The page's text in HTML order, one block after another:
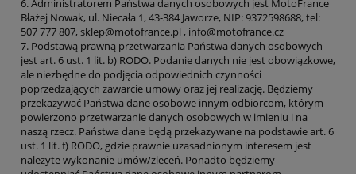
Błażej Nowak, ul. Niecała 1, 43-384 Jaworze, NIP: 9372598688, tel:
507 777 807, sklep@motofrance.pl , info@motofrance.cz
7. Podstawą prawną przetwarzania Państwa danych osobowych
jest art. 6 ust. 1 lit. b) RODO. Podanie danych nie jest obowiązkowe,
ale niezbędne do podjęcia odpowiednich czynności
poprzedzających zawarcie umowy oraz jej realizację. Będziemy
przekazywać Państwa dane osobowe innym odbiorcom, którym
powierzono przetwarzanie danych osobowych w imieniu i na
naszą rzecz. Państwa dane będą przekazywane na podstawie art. 6
ust. 1 lit. f) RODO, gdzie prawnie uzasadnionym interesem jest
należyte wykonanie umów/zleceń. Ponadto będziemy